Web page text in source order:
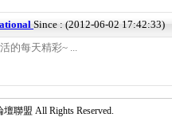
Since : (2012-06-02 17:42:33)
的每天精彩~ ...
聯盟 All Rights Reserved.